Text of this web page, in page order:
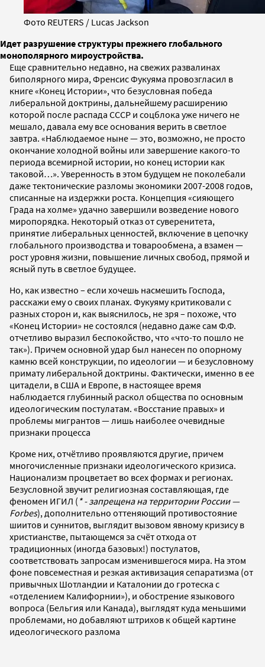
Фото REUTERS / Lucas Jackson
Идет разрушение структуры прежнего глобального
монополярного мироустройства.
Еще сравнительно недавно, на свежих развалинах
биполярного мира, Френсис Фукуяма провозгласил в
книге «Конец Истории», что безусловная победа
либеральной доктрины, дальнейшему расширению
которой после распада СССР и соцблока уже ничего не
мешало, давала ему все основания верить в светлое
завтра. «Наблюдаемое ныне — это, возможно, не просто
окончание холодной войны или завершение какого-то
периода всемирной истории, но конец истории как
таковой…». Уверенность в этом будущем не поколебали
даже тектонические разломы экономики 2007-2008 годов,
списанные на издержки роста. Концепция «сияющего
Града на холме» удачно завершили возведение нового
миропорядка. Некоторый отказ от суверенитета,
принятие либеральных ценностей, включение в цепочку
глобального производства и товарообмена, а взамен —
рост уровня жизни, повышение личных свобод, прямой и
ясный путь в светлое будущее.
Но, как известно – если хочешь насмешить Господа,
расскажи ему о своих планах. Фукуяму критиковали с
разных сторон и, как выяснилось, не зря – похоже, что
«Конец Истории» не состоялся (недавно даже сам Ф.Ф.
отчетливо выразил беспокойство, что «что-то пошло не
так»). Причем основной удар был нанесен по опорному
камню всей конструкции, по идеологии — и безусловному
примату либеральной доктрины. Фактически, именно в ее
цитадели, в США и Европе, в настоящее время
наблюдается глубинный раскол общества по основным
идеологическим постулатам. «Восстание правых» и
проблемы мигрантов — лишь наиболее очевидные
признаки процесса
Кроме них, отчётливо проявляются другие, причем
многочисленные признаки идеологического кризиса.
Национализм процветает во всех формах и регионах.
Безусловной звучит религиозная составляющая, где
феномен ИГИЛ ( * - запрещена на территории России —
Forbes), дополнительно оттеняющий противостояние
шиитов и суннитов, выглядит вызовом явному кризису в
христианстве, пытающемся за счёт отхода от
традиционных (иногда базовых!) постулатов,
соответствовать запросам изменившегося мира. На этом
фоне повсеместная и резкая активизация сепаратизма (от
привычных Шотландии и Каталонии до гротеска с
«отделением Калифорнии»), и обострение языкового
вопроса (Бельгия или Канада), выглядят куда меньшими
проблемами, но добавляют штрихов к общей картине
идеологического разлома